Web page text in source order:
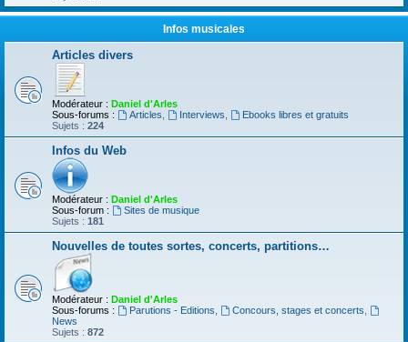
Infos musicales
Articles divers
Modérateur : Daniel d'Arles
Sous-forums :
Articles Interviews
Ebooks libres et gratuits
Sujets : 224
Infos du Web
Modérateur : Daniel d'Arles
Sous-forum :
Sites de musique
Sujets : 181
Nouvelles de toutes sortes, concerts, partitions…
Modérateur : Daniel d'Arles
Sous-forums :
Parutions - Editions Concours, stages et concerts
News
Sujets : 872